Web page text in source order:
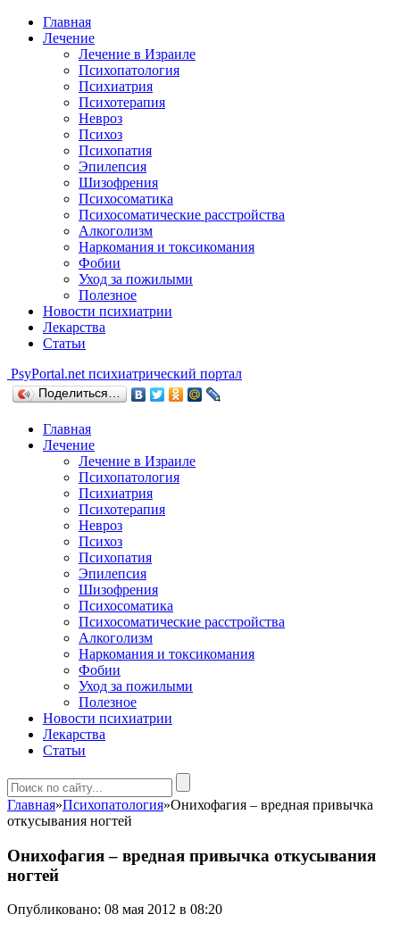
Главная
Лечение
Лечение в Израиле
Психопатология
Психиатрия
Психотерапия
Невроз
Психоз
Психопатия
Эпилепсия
Шизофрения
Психосоматика
Психосоматические расстройства
Алкоголизм
Наркомания и токсикомания
Фобии
Уход за пожилыми
Полезное
Новости психиатрии
Лекарства
Статьи
PsyPortal.net психиатрический портал
Поделиться…
Главная
Лечение
Лечение в Израиле
Психопатология
Психиатрия
Психотерапия
Невроз
Психоз
Психопатия
Эпилепсия
Шизофрения
Психосоматика
Психосоматические расстройства
Алкоголизм
Наркомания и токсикомания
Фобии
Уход за пожилыми
Полезное
Новости психиатрии
Лекарства
Статьи
Главная»Психопатология»Онихофагия – вредная привычка
откусывания ногтей
Онихофагия – вредная привычка откусывания
ногтей
Опубликовано: 08 мая 2012 в 08:20